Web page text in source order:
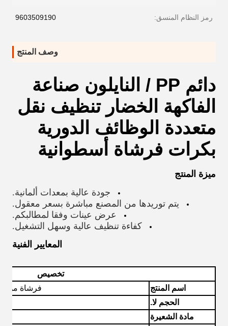
رمز النظام المنسق: 9603509190
وصف المنتج
دائم PP / النايلون صناعة
الفاكهة الخضار تنظيف نقل
متعددة الوظائف الدورية
بكرات فرشاة أسطوانية
ميزة المنتج
جودة عالية بمعدات ألمانية.
يتم توريدها من المصنع مباشرة بسعر معقول.
عرض عينات وفقا لمطالبكم.
كفاءة تنظيف عالية وسهل التشغيل.
المعايير الفنية
تخصيص
اسم المنتج
فرشاة من
الحجم لا.
مادة الشعيرة